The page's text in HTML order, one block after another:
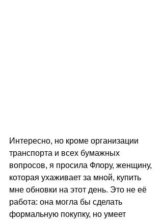
Интересно, но кроме организации
транспорта и всех бумажных
вопросов, я просила Флору, женщину,
которая ухаживает за мной, купить
мне обновки на этот день. Это не её
работа: она могла бы сделать
формальную покупку, но умеет